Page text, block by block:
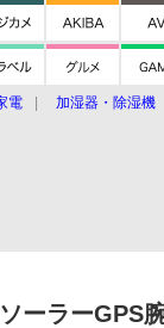
電 加湿器・除湿機
ーラーGPS